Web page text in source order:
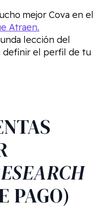
mejor Cova en el
Atraen.
lección del
definir el perfil de tu
PAGO)